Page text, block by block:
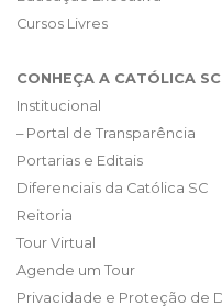
Cursos Livres
CONHEÇA A CATÓLICA SC
Institucional
– Portal de Transparência
Portarias e Editais
Diferenciais da Católica SC
Reitoria
Tour Virtual
Agende um Tour
Privacidade e Proteção de